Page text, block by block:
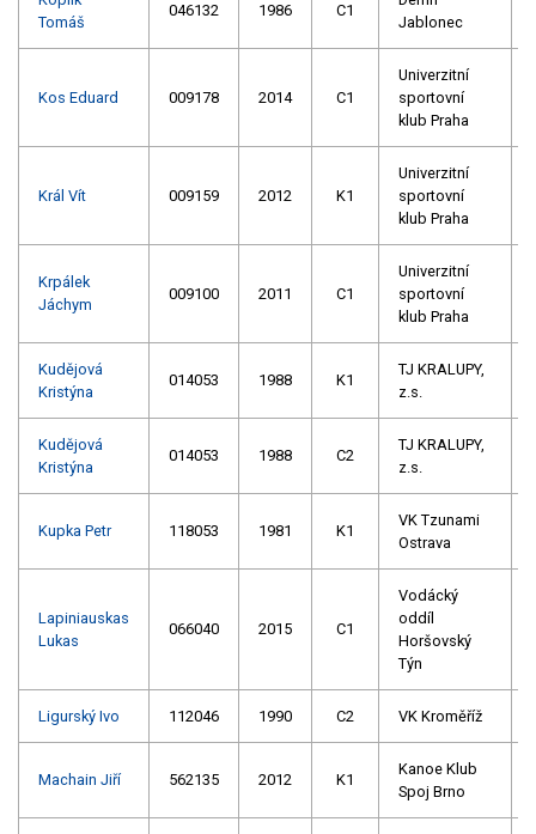
Tomáš
046132 1986 C1
Jablonec
Kos Eduard 009178 2014 C1
Univerzitní
sportovní
klub Praha
Král Vít 009159 2012 K1
Univerzitní
sportovní
klub Praha
Krpálek
Jáchym
009100 2011 C1
Univerzitní
sportovní
klub Praha
Kudějová
Kristýna
014053 1988 K1
TJ KRALUPY,
z.s.
Kudějová
Kristýna
014053 1988 C2
TJ KRALUPY,
z.s.
Kupka Petr 118053 1981 K1
VK Tzunami
Ostrava
Lapiniauskas
Lukas
066040 2015 C1
Vodácký
oddíl
Horšovský
Týn
Ligurský Ivo 112046 1990 C2 VK Kroměříž
Machain Jiří 562135 2012 K1
Kanoe Klub
Spoj Brno